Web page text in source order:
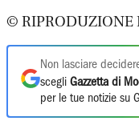
© RIPRODUZIONE
Non lasciare
scegli Gazzetta di
per le tue notizie su